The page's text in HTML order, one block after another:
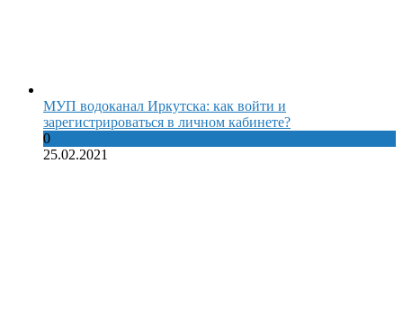
МУП водоканал Иркутска: как войти и
зарегистрироваться в личном кабинете?
0
25.02.2021